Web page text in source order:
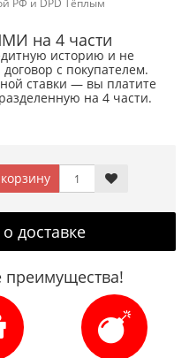
на 4 части
историю и не
с покупателем.
ставки — вы платите
на 4 части.
доставке